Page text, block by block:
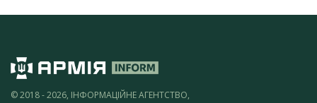
© 2018 - 2026, ІНФОРМАЦІЙНЕ АГЕНТСТВО,